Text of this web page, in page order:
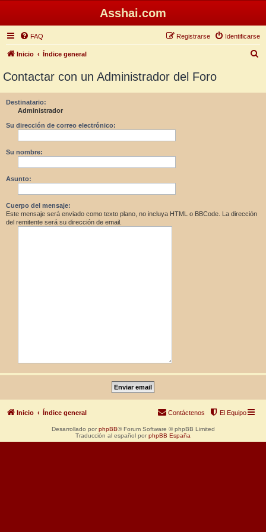
Asshai.com
FAQ Identificarse
Registrarse
Inicio Índice general
Contactar con un Administrador del Foro
Destinatario:
Administrador
Su dirección de correo electrónico:
Su nombre:
Asunto:
Cuerpo del mensaje:
Este mensaje será enviado como texto plano, no incluya HTML o BBCode. La dirección
del remitente será su dirección de email.
Inicio Índice general El Equipo
Contáctenos
Desarrollado por phpBB® Forum Software © phpBB Limited
Traducción al español por phpBB España